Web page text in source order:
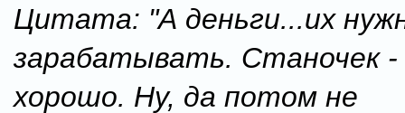
Цитата: "А деньги...их
зарабатывать. Станочек
хорошо. Ну, да потом не